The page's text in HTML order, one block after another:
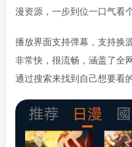
漫资源，一步到位一口气看
播放界面支持弹幕，支持换
非常快，很流畅，涵盖了全
通过搜索来找到自己想要看的